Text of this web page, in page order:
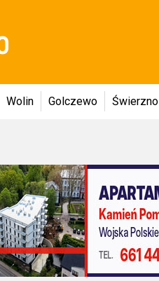
Wolin Golczewo Świerzno